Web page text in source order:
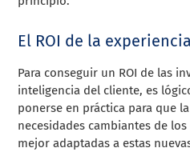
El ROI de la
Para conseguir un ROI de las
inteligencia del cliente, es
ponerse en práctica para que
necesidades cambiantes de
mejor adaptadas a estas